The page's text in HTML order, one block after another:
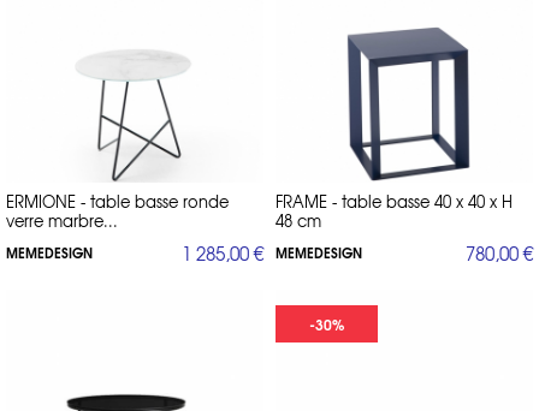
ERMIONE - table basse ronde
verre marbre...
MEMEDESIGN 1 285,00 €
FRAME - table basse 40 x 40 x H
48 cm
MEMEDESIGN 780,00 €
-30%